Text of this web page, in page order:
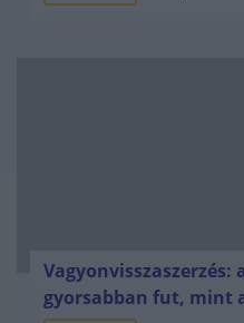
Vagyonvisszaszerzés:
gyorsabban fut, mint